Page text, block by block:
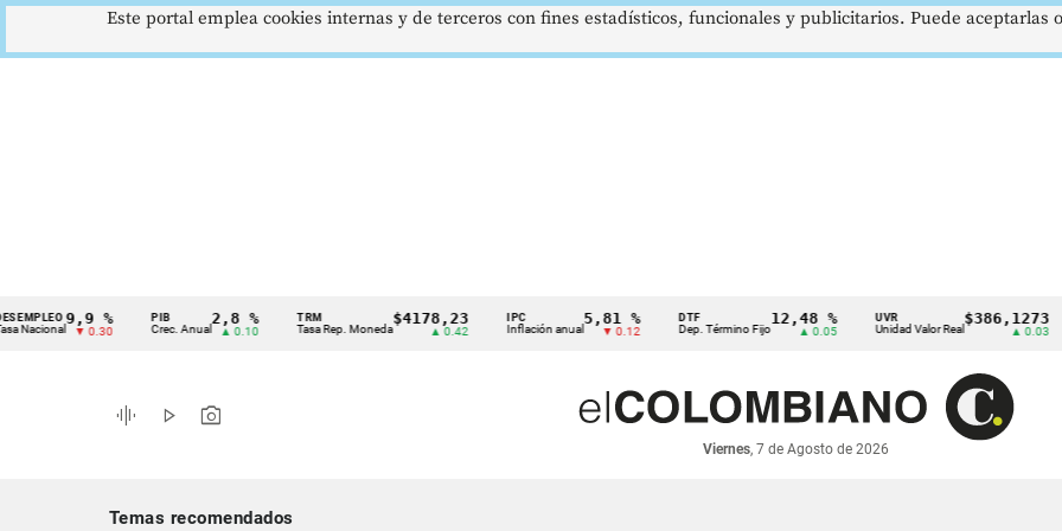
Cintillo
indicadores
económicos
9,9 %
▼ 0.30
PIB
Crec. Anual
2,8 %
▲ 0.10
TRM
Tasa Rep. Moneda
$4178,23
▲ 0.42
IPC
Inflación anual
5,81 %
▼ 0.12
DTF
Dep. Término Fijo
12,48 %
▲ 0.05
UVR
Unidad Valor Real
$386,1273
graphic_eq play_arrow photo_camera
Viernes, 7 de Agosto de 2026
Temas recomendados
Este portal emplea cookies internas y de terceros con fines estadísticos, funcionales y publicitarios. Puede aceptarlas